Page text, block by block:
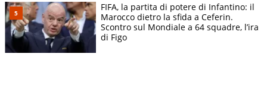
FIFA, la partita di potere di Infantino: il
Marocco dietro la sfida a Ceferin.
Scontro sul Mondiale a 64 squadre, l’ira
di Figo